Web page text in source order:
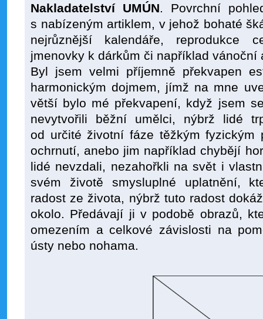
Nakladatelství UMÚN. Povrchní
s nabízeným artiklem, v jehož bohaté
nejrůznější kalendáře, reprodukce
jmenovky k dárkům či například vánoční
Byl jsem velmi příjemně překvapen
harmonickým dojmem, jímž na mne
větší bylo mé překvapení, když jsem
nevytvořili běžní umělci, nýbrž lidé
od určité životní fáze těžkým fyzickým
ochrnutí, anebo jim například chybějí
lidé nevzdali, nezahořkli na svět i
svém životě smysluplné uplatnění,
radost ze života, nýbrž tuto radost
okolo. Předávají ji v podobě obrazů,
omezením a celkové závislosti na
ústy nebo nohama.